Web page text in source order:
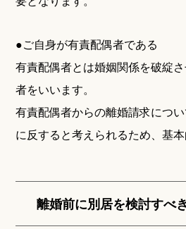
●ご自身が有責配偶者である
有責配偶者とは婚姻関係を破綻
者をいいます。
有責配偶者からの離婚請求につ
に反すると考えられるため、基本
離婚前に別居を検討すべ